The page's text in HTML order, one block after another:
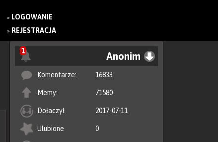
» LOGOWANIE
» REJESTRACJA
1 Anonim
Komentarze: 16833
Memy: 71580
Dołaczył 2017-07-11
Ulubione 0